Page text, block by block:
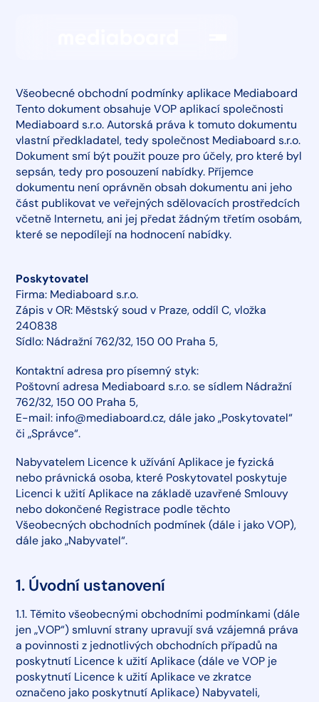
Všeobecné obchodní podmínky aplikace Mediaboard
Tento dokument obsahuje VOP aplikací společnosti
Mediaboard s.r.o. Autorská práva k tomuto dokumentu
vlastní předkladatel, tedy společnost Mediaboard s.r.o.
Dokument smí být použit pouze pro účely, pro které byl
sepsán, tedy pro posouzení nabídky. Příjemce
dokumentu není oprávněn obsah dokumentu ani jeho
část publikovat ve veřejných sdělovacích prostředcích
včetně Internetu, ani jej předat žádným třetím osobám,
které se nepodílejí na hodnocení nabídky.
Poskytovatel
Firma: Mediaboard s.r.o.
Zápis v OR: Městský soud v Praze, oddíl C, vložka
240838
Sídlo: Nádražní 762/32, 150 00 Praha 5,
Kontaktní adresa pro písemný styk:
Poštovní adresa Mediaboard s.r.o. se sídlem Nádražní
762/32, 150 00 Praha 5,
E-mail: info@mediaboard.cz, dále jako „Poskytovatel“
či „Správce“.
Nabyvatelem Licence k užívání Aplikace je fyzická
nebo právnická osoba, které Poskytovatel poskytuje
Licenci k užití Aplikace na základě uzavřené Smlouvy
nebo dokončené Registrace podle těchto
Všeobecných obchodních podmínek (dále i jako VOP),
dále jako „Nabyvatel“.
1. Úvodní ustanovení
1.1. Těmito všeobecnými obchodními podmínkami (dále
jen „VOP“) smluvní strany upravují svá vzájemná práva
a povinnosti z jednotlivých obchodních případů na
poskytnutí Licence k užití Aplikace (dále ve VOP je
poskytnutí Licence k užití Aplikace ve zkratce
označeno jako poskytnutí Aplikace) Nabyvateli,